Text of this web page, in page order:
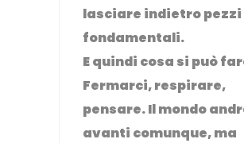
lasciare indietro pezzi
fondamentali.
E quindi cosa si può
Fermarci, respirare,
pensare. Il mondo
avanti comunque, ma